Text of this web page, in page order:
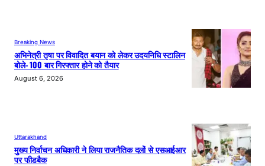
Breaking News
अभिनेत्री तृषा पर विवादित बयान को लेकर उदयनिधि स्टालिन
बोले- 100 बार गिरफ्तार होने को तैयार
August 6, 2026
Uttarakhand
मुख्य निर्वाचन अधिकारी ने लिया राजनैतिक दलों से एसआईआर
पर फीडबैक